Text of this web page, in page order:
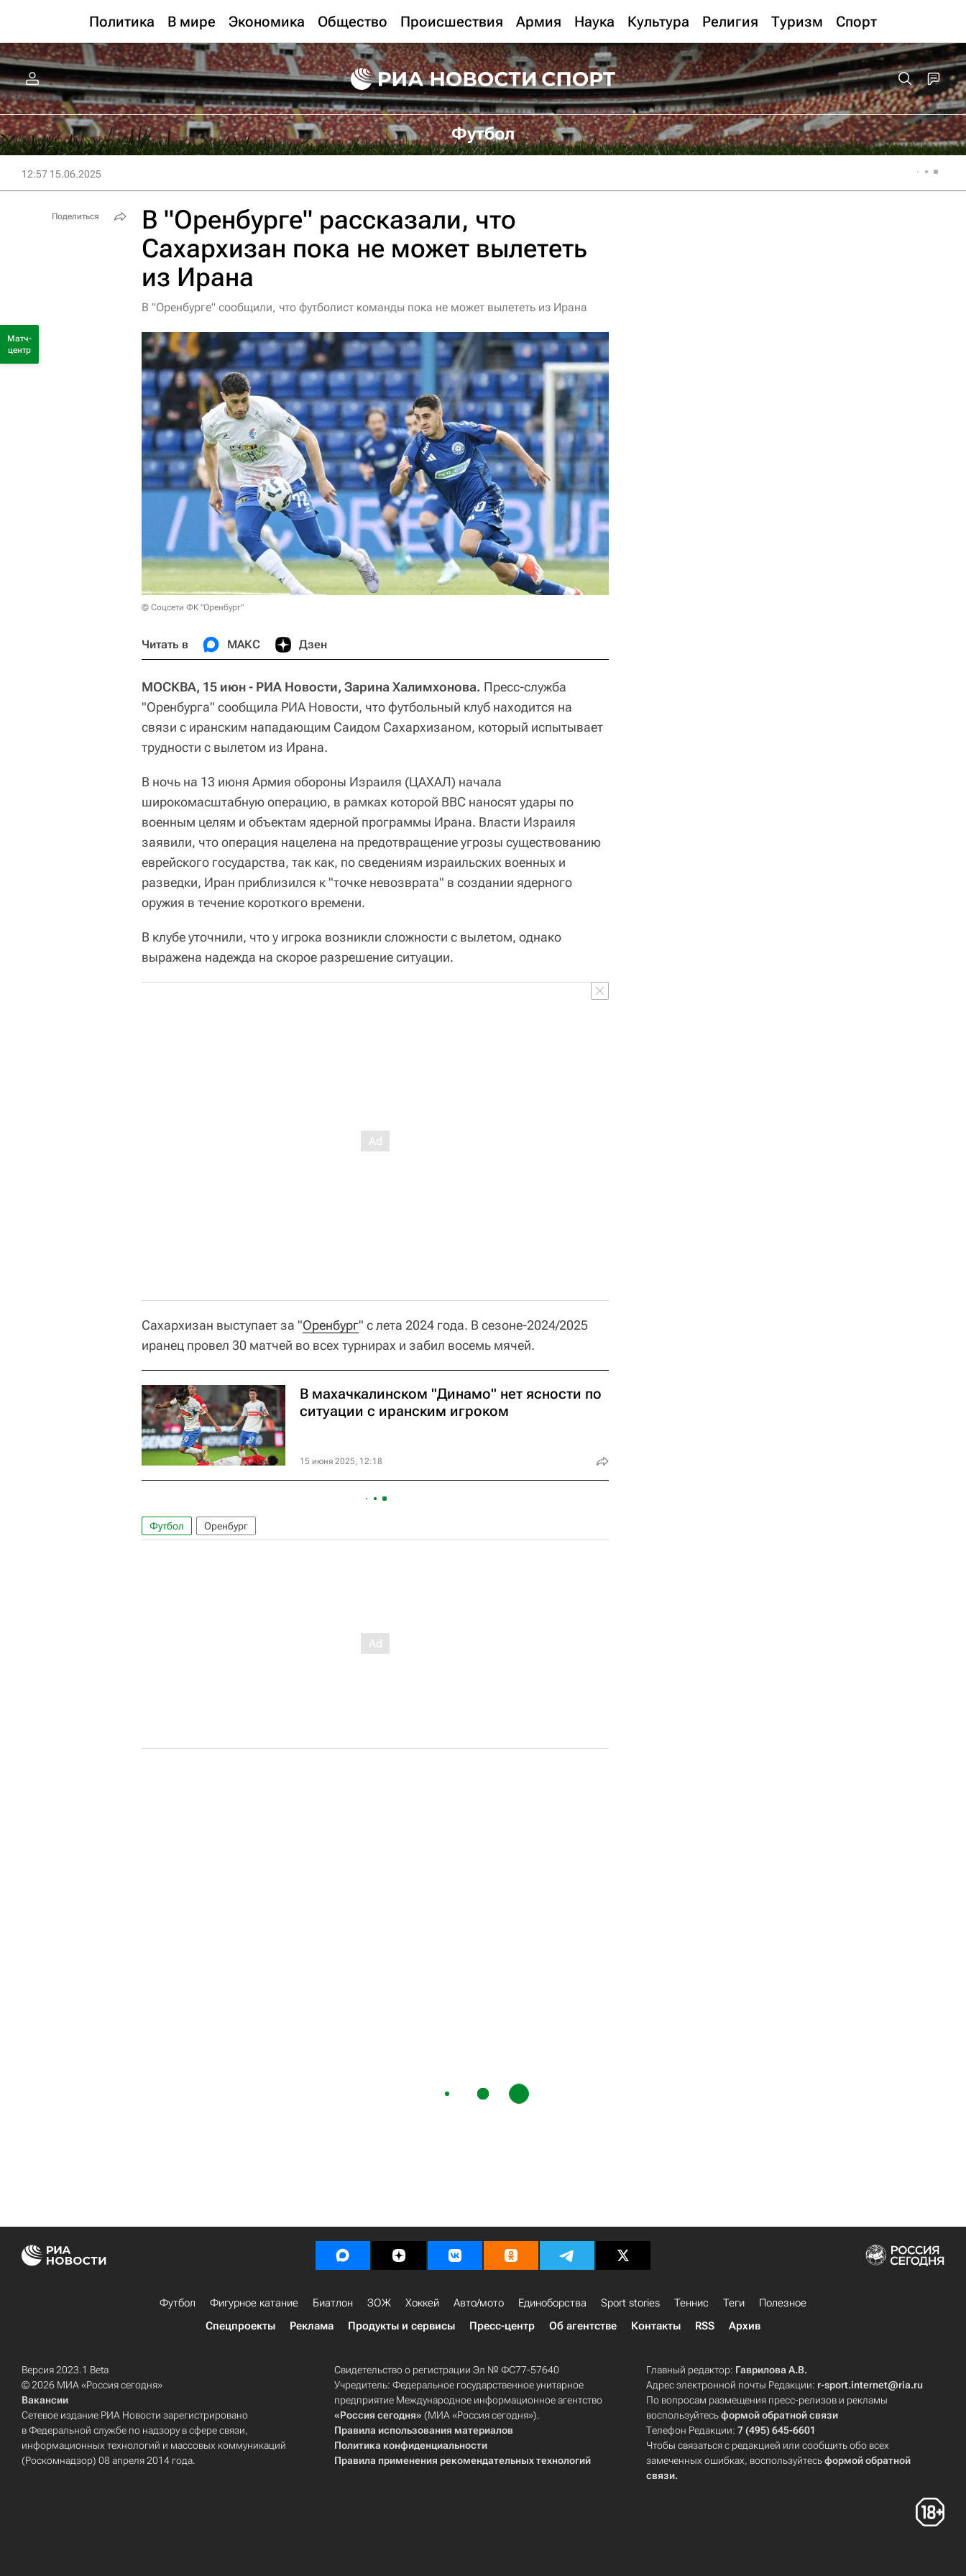
Политика В мире Экономика Общество Происшествия Армия Наука Культура Религия Туризм Спорт
Футбол
12:57 15.06.2025
В "Оренбурге" рассказали, что
Сахархизан пока не может вылететь
из Ирана
В "Оренбурге" сообщили, что футболист команды пока не может вылететь из Ирана
© Соцсети ФК "Оренбург"
Читать в МАКС Дзен
МОСКВА, 15 июн - РИА Новости, Зарина Халимхонова. Пресс-служба
"Оренбурга" сообщила РИА Новости, что футбольный клуб находится на
связи с иранским нападающим Саидом Сахархизаном, который испытывает
трудности с вылетом из Ирана.
В ночь на 13 июня Армия обороны Израиля (ЦАХАЛ) начала
широкомасштабную операцию, в рамках которой ВВС наносят удары по
военным целям и объектам ядерной программы Ирана. Власти Израиля
заявили, что операция нацелена на предотвращение угрозы существованию
еврейского государства, так как, по сведениям израильских военных и
разведки, Иран приблизился к "точке невозврата" в создании ядерного
оружия в течение короткого времени.
В клубе уточнили, что у игрока возникли сложности с вылетом, однако
выражена надежда на скорое разрешение ситуации.
Сахархизан выступает за "Оренбург" с лета 2024 года. В сезоне-2024/2025
иранец провел 30 матчей во всех турнирах и забил восемь мячей.
В махачкалинском "Динамо" нет ясности по
ситуации с иранским игроком
15 июня 2025, 12:18
Футбол Оренбург
Поделиться
Матч-
центр
Футбол Фигурное катание Биатлон ЗОЖ Хоккей Авто/мото Единоборства Sport stories Теннис Теги
Полезное
Спецпроекты
Реклама Продукты и сервисы Пресс-центр Об агентстве Контакты RSS Архив
Версия 2023.1 Beta
© 2026 МИА «Россия сегодня»
Вакансии
Сетевое издание РИА Новости зарегистрировано
в Федеральной службе по надзору в сфере связи,
информационных технологий и массовых коммуникаций
(Роскомнадзор) 08 апреля 2014 года.
Свидетельство о регистрации Эл № ФС77-57640
Учредитель: Федеральное государственное унитарное
предприятие Международное информационное агентство
«Россия сегодня» (МИА «Россия сегодня»).
Правила использования материалов
Политика конфиденциальности
Правила применения рекомендательных технологий
Главный редактор: Гаврилова А.В.
Адрес электронной почты Редакции: r-sport.internet@ria.ru
По вопросам размещения пресс-релизов и рекламы
воспользуйтесьформой обратной связи
Телефон Редакции:7 (495) 645-6601
Чтобы связаться с редакцией или сообщить обо всех
замеченных ошибках, воспользуйтесьформой обратной
связи.